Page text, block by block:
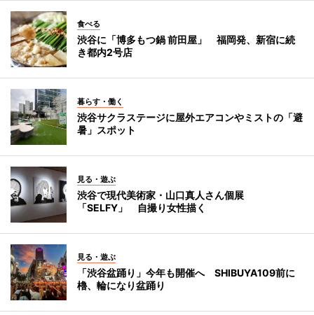
食べる
渋谷に「博多もつ鍋 前田屋」 福岡発、新宿に続
き都内2号店
暮らす・働く
渋谷サクラステージに屋外エアコンやミストの「避
暑」スポット
見る・遊ぶ
渋谷で現代美術家・山口真人さん個展
「SELFY」 自撮り女性描く
見る・遊ぶ
「渋谷盆踊り」今年も開催へ SHIBUYA109前に
櫓、輪になり盆踊り